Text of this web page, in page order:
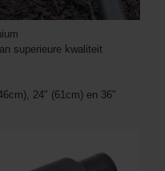
superieure kwaliteit
24" (61cm) en 36"